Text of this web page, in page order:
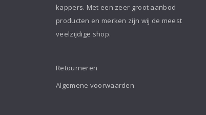
kappers. Met een zeer groot aanbod
producten en merken zijn wij de meest
veelzijdige shop.
Retourneren
Algemene voorwaarden